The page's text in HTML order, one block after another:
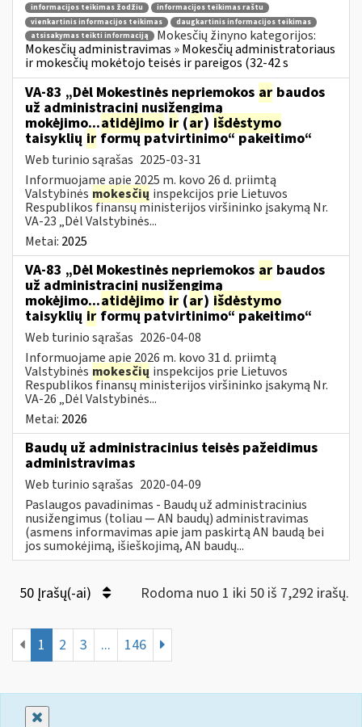
informacijos teikimas žodžiu
informacijos teikimas raštu
vienkartinis informacijos teikimas
daugkartinis informacijos teikimas
atsisakymas teikti informaciją
Mokesčių žinyno kategorijos:
Mokesčių administravimas » Mokesčių administratoriaus
ir mokesčių mokėtojo teisės ir pareigos (32-42 s
VA-83 „Dėl Mokestinės nepriemokos ar baudos
už administracinį nusižengimą
mokėjimo...atidėjimo ir (ar) išdėstymo
taisyklių ir formų patvirtinimo“ pakeitimo“
Web turinio sąrašas 2025-03-31
Informuojame apie 2025 m. kovo 26 d. priimtą
Valstybinės mokesčių inspekcijos prie Lietuvos
Respublikos finansų ministerijos viršininko įsakymą Nr.
VA-23 „Dėl Valstybinės...
Metai: 2025
VA-83 „Dėl Mokestinės nepriemokos ar baudos
už administracinį nusižengimą
mokėjimo...atidėjimo ir (ar) išdėstymo
taisyklių ir formų patvirtinimo“ pakeitimo“
Web turinio sąrašas 2026-04-08
Informuojame apie 2026 m. kovo 31 d. priimtą
Valstybinės mokesčių inspekcijos prie Lietuvos
Respublikos finansų ministerijos viršininko įsakymą Nr.
VA-26 „Dėl Valstybinės...
Metai: 2026
Baudų už administracinius teisės pažeidimus
administravimas
Web turinio sąrašas 2020-04-09
Paslaugos pavadinimas - Baudų už administracinius
nusižengimus (toliau — AN baudų) administravimas
(asmens informavimas apie jam paskirtą AN baudą bei
jos sumokėjimą, išieškojimą, AN baudų...
50 Įrašų(-ai) Rodoma nuo 1 iki 50 iš 7,292 irašų.
1 2 3 ... 146